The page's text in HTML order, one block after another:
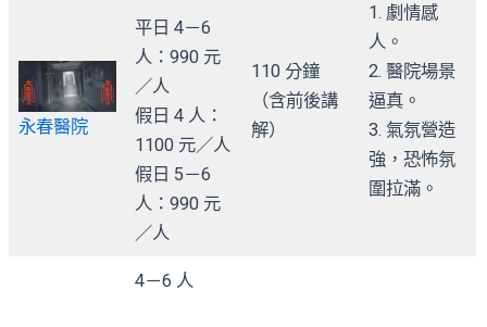
永春醫院
平日 4－6
人：990 元
／人
假日 4 人：
1100 元／人
假日 5－6
人：990 元
／人
110 分鐘
（含前後講
解）
1. 劇情感
人。
2. 醫院場景
逼真。
3. 氣氛營造
強，恐怖氛
圍拉滿。
4－6 人